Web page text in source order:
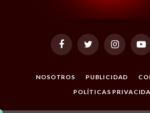
FacebookTwitter Instagram
NOSOTROS PUBLICIDAD
POLÍTICAS